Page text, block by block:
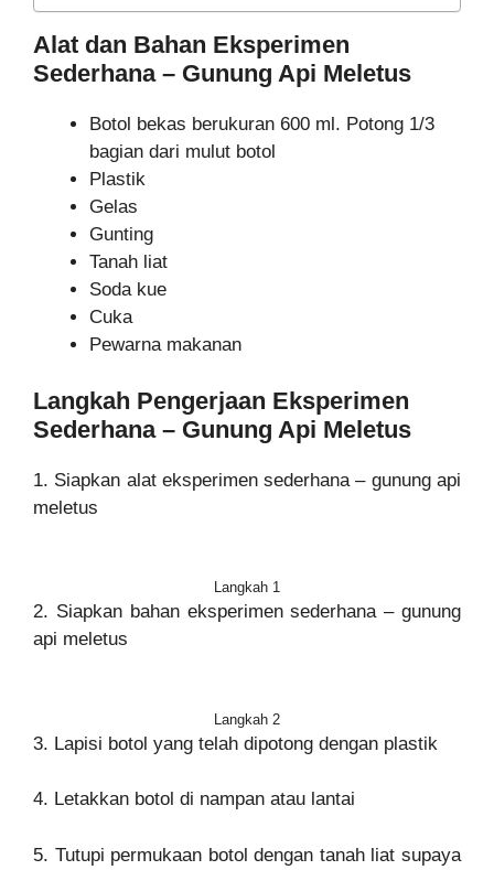
Alat dan Bahan Eksperimen
Sederhana – Gunung Api Meletus
Botol bekas berukuran 600 ml. Potong 1/3
bagian dari mulut botol
Plastik
Gelas
Gunting
Tanah liat
Soda kue
Cuka
Pewarna makanan
Langkah Pengerjaan Eksperimen
Sederhana – Gunung Api Meletus
1. Siapkan alat eksperimen sederhana – gunung api
meletus
Langkah 1
2. Siapkan bahan eksperimen sederhana – gunung
api meletus
Langkah 2
3. Lapisi botol yang telah dipotong dengan plastik
4. Letakkan botol di nampan atau lantai
5. Tutupi permukaan botol dengan tanah liat supaya